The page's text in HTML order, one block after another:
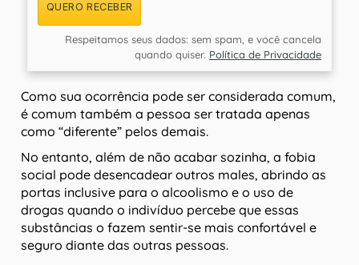
QUERO RECEBER
Respeitamos seus dados: sem spam, e você cancela
quando quiser. Política de Privacidade
Como sua ocorrência pode ser considerada comum,
é comum também a pessoa ser tratada apenas
como “diferente” pelos demais.
No entanto, além de não acabar sozinha, a fobia
social pode desencadear outros males, abrindo as
portas inclusive para o alcoolismo e o uso de
drogas quando o indivíduo percebe que essas
substâncias o fazem sentir-se mais confortável e
seguro diante das outras pessoas.